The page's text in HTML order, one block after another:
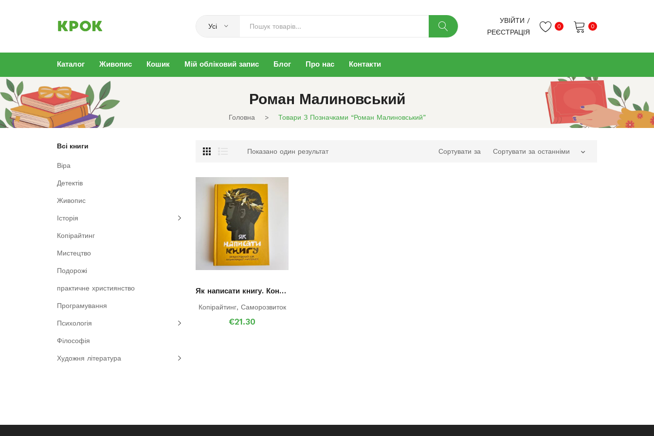
Усі
УВІЙТИ /
РЕЄСТРАЦІЯ
0 0
Каталог Живопис Кошик Мій обліковий запис Блог Про нас Контакти
Роман Малиновський
Головна > Товари З Позначками “Роман Малиновський”
Показано один результат Сортувати за Сортувати за останніми
Як написати книгу. Концентрований курс письменницької майстерності
Копірайтинг, Саморозвиток
€21.30
Всі книги
Віра
Детектів
Живопис
Історія
Копірайтинг
Мистецтво
Подорожі
практичне християнство
Програмування
Психологія
Філософія
Художня література